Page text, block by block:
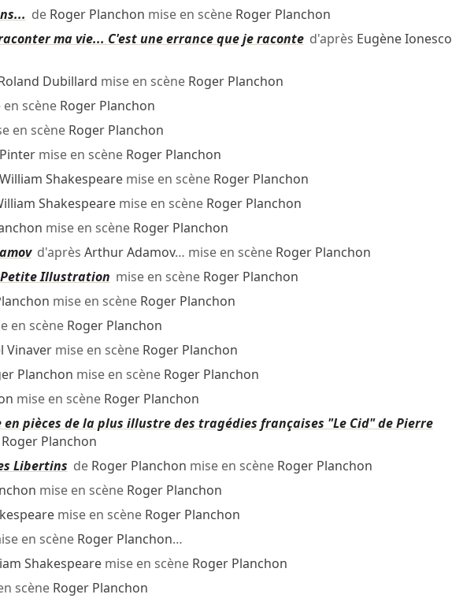
de Roger Planchon mise en scène Roger Planchon
ma vie... C'est une errance que je raconted'après Eugène Ionesco
Dubillard mise en scène Roger Planchon
scène Roger Planchon
en scène Roger Planchon
mise en scène Roger Planchon
William Shakespearemise en scène Roger Planchon
Shakespearemise en scène Roger Planchon
mise en scène Roger Planchon
d'après Arthur Adamov… mise en scène Roger Planchon
Petite Illustration mise en scène Roger Planchon
mise en scène Roger Planchon
en scène Roger Planchon
Vinavermise en scène Roger Planchon
Planchon mise en scène Roger Planchon
mise en scène Roger Planchon
pièces de la plus illustre des tragédies françaises "Le Cid" de Pierre
Roger Planchon
Libertins de Roger Planchon mise en scène Roger Planchon
mise en scène Roger Planchon
mise en scène Roger Planchon
en scène Roger Planchon…
Shakespearemise en scène Roger Planchon
scène Roger Planchon